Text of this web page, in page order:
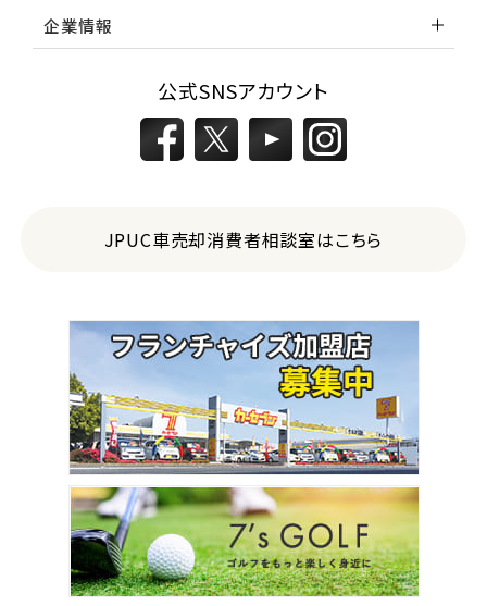
企業情報
公式SNSアカウント
JPUC車売却消費者相談室はこちら